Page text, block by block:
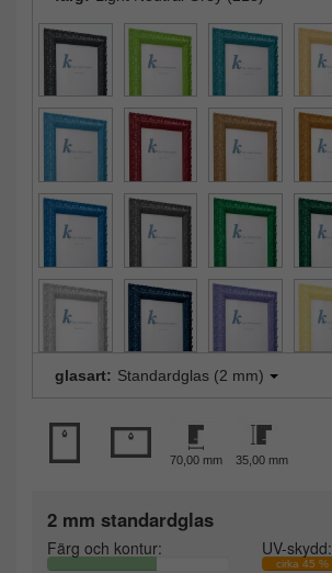
glasart: Standardglas (2 mm)
70,00 mm 35,00 mm
2 mm standardglas
Färg och kontur: UV-skydd:
cirka 45 %